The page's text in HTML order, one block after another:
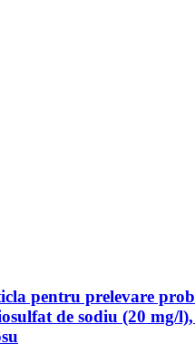
pentru prelevare
de sodiu (20 mg/